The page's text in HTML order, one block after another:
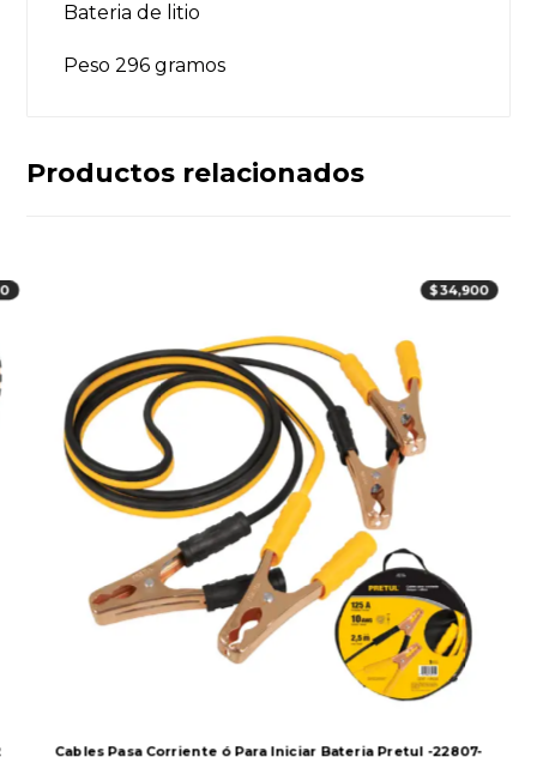
Bateria de litio
Peso 296 gramos
Productos relacionados
Cables Pasa Corriente ó Para Iniciar Bateria Pretul -22807-
$34,900